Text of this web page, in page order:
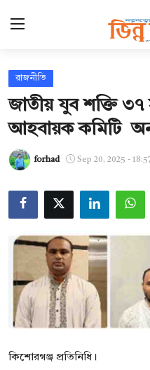
Login
হোম
ছবি ঘর
যোগাযোগ
আন্তর্জাতিক
খেলা
সারাদেশ
বাণিজ্য
রাজনীতি
জাতীয় যুব শক্তি
আহবায়ক কমিটি
forhad Sep 20, 2025 -
কিশোরগঞ্জ প্রতিনিধি।